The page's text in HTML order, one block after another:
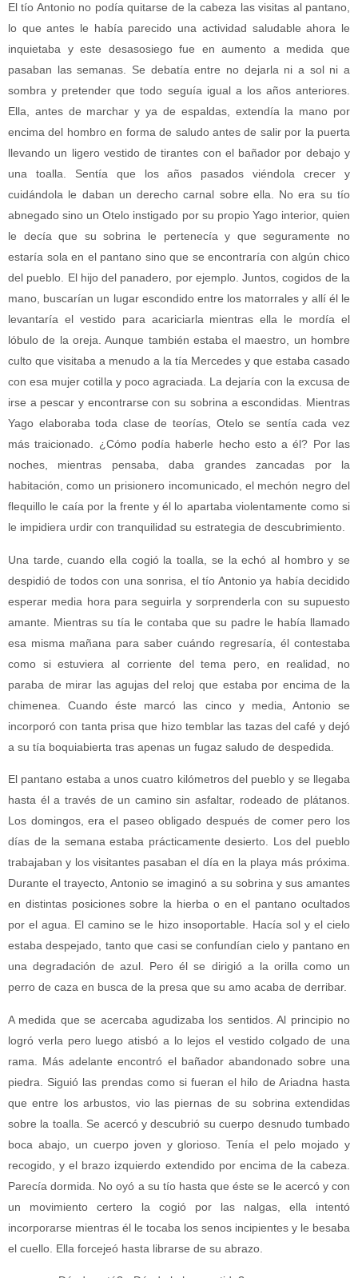
El tío Antonio no podía quitarse de la cabeza las visitas al pantano,
lo que antes le había parecido una actividad saludable ahora le
inquietaba y este desasosiego fue en aumento a medida que
pasaban las semanas. Se debatía entre no dejarla ni a sol ni a
sombra y pretender que todo seguía igual a los años anteriores.
Ella, antes de marchar y ya de espaldas, extendía la mano por
encima del hombro en forma de saludo antes de salir por la puerta
llevando un ligero vestido de tirantes con el bañador por debajo y
una toalla. Sentía que los años pasados viéndola crecer y
cuidándola le daban un derecho carnal sobre ella. No era su tío
abnegado sino un Otelo instigado por su propio Yago interior, quien
le decía que su sobrina le pertenecía y que seguramente no
estaría sola en el pantano sino que se encontraría con algún chico
del pueblo. El hijo del panadero, por ejemplo. Juntos, cogidos de la
mano, buscarían un lugar escondido entre los matorrales y allí él le
levantaría el vestido para acariciarla mientras ella le mordía el
lóbulo de la oreja. Aunque también estaba el maestro, un hombre
culto que visitaba a menudo a la tía Mercedes y que estaba casado
con esa mujer cotilla y poco agraciada. La dejaría con la excusa de
irse a pescar y encontrarse con su sobrina a escondidas. Mientras
Yago elaboraba toda clase de teorías, Otelo se sentía cada vez
más traicionado. ¿Cómo podía haberle hecho esto a él? Por las
noches, mientras pensaba, daba grandes zancadas por la
habitación, como un prisionero incomunicado, el mechón negro del
flequillo le caía por la frente y él lo apartaba violentamente como si
le impidiera urdir con tranquilidad su estrategia de descubrimiento.
Una tarde, cuando ella cogió la toalla, se la echó al hombro y se
despidió de todos con una sonrisa, el tío Antonio ya había decidido
esperar media hora para seguirla y sorprenderla con su supuesto
amante. Mientras su tía le contaba que su padre le había llamado
esa misma mañana para saber cuándo regresaría, él contestaba
como si estuviera al corriente del tema pero, en realidad, no
paraba de mirar las agujas del reloj que estaba por encima de la
chimenea. Cuando éste marcó las cinco y media, Antonio se
incorporó con tanta prisa que hizo temblar las tazas del café y dejó
a su tía boquiabierta tras apenas un fugaz saludo de despedida.
El pantano estaba a unos cuatro kilómetros del pueblo y se llegaba
hasta él a través de un camino sin asfaltar, rodeado de plátanos.
Los domingos, era el paseo obligado después de comer pero los
días de la semana estaba prácticamente desierto. Los del pueblo
trabajaban y los visitantes pasaban el día en la playa más próxima.
Durante el trayecto, Antonio se imaginó a su sobrina y sus amantes
en distintas posiciones sobre la hierba o en el pantano ocultados
por el agua. El camino se le hizo insoportable. Hacía sol y el cielo
estaba despejado, tanto que casi se confundían cielo y pantano en
una degradación de azul. Pero él se dirigió a la orilla como un
perro de caza en busca de la presa que su amo acaba de derribar.
A medida que se acercaba agudizaba los sentidos. Al principio no
logró verla pero luego atisbó a lo lejos el vestido colgado de una
rama. Más adelante encontró el bañador abandonado sobre una
piedra. Siguió las prendas como si fueran el hilo de Ariadna hasta
que entre los arbustos, vio las piernas de su sobrina extendidas
sobre la toalla. Se acercó y descubrió su cuerpo desnudo tumbado
boca abajo, un cuerpo joven y glorioso. Tenía el pelo mojado y
recogido, y el brazo izquierdo extendido por encima de la cabeza.
Parecía dormida. No oyó a su tío hasta que éste se le acercó y con
un movimiento certero la cogió por las nalgas, ella intentó
incorporarse mientras él le tocaba los senos incipientes y le besaba
el cuello. Ella forcejeó hasta librarse de su abrazo.